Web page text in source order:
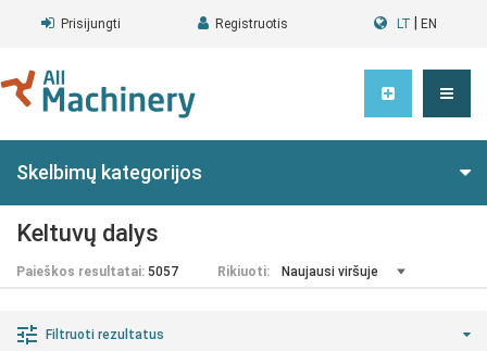
Prisijungti Registruotis LT EN
Skelbimų kategorijos
Keltuvų dalys
Paieškos resultatai: 5057 Rikiuoti:
Filtruoti rezultatus